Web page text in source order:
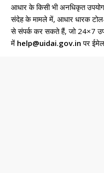
आधार के किसी भी अनधिकृत
संदेह के मामले में, आधार धारक
से संपर्क कर सकते हैं, जो 24×7
में help@uidai.gov.in पर